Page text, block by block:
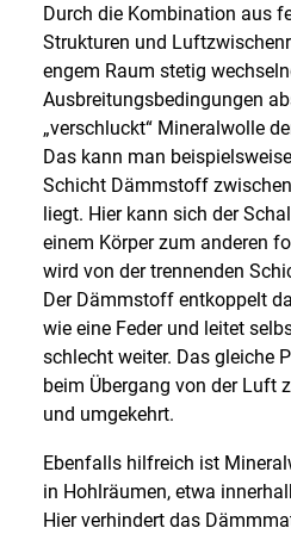
Durch die Kombination aus
Strukturen und
engem Raum stetig
Ausbreitungsbedingungen
„verschluckt“ Mineralwolle
Das kann man
Schicht Dämmstoff
liegt. Hier kann sich der
einem Körper zum anderen
wird von der trennenden
Der Dämmstoff entkoppelt
wie eine Feder und leitet
schlecht weiter. Das gleiche
beim Übergang von der Luft
und umgekehrt.
Ebenfalls hilfreich ist
in Hohlräumen, etwa
Hier verhindert das